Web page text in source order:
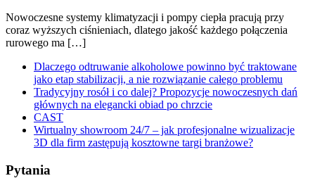
Nowoczesne systemy klimatyzacji i pompy ciepła pracują przy
coraz wyższych ciśnieniach, dlatego jakość każdego połączenia
rurowego ma […]
Dlaczego odtruwanie alkoholowe powinno być traktowane
jako etap stabilizacji, a nie rozwiązanie całego problemu
Tradycyjny rosół i co dalej? Propozycje nowoczesnych dań
głównych na elegancki obiad po chrzcie
CAST
Wirtualny showroom 24/7 – jak profesjonalne wizualizacje
3D dla firm zastępują kosztowne targi branżowe?
Pytania